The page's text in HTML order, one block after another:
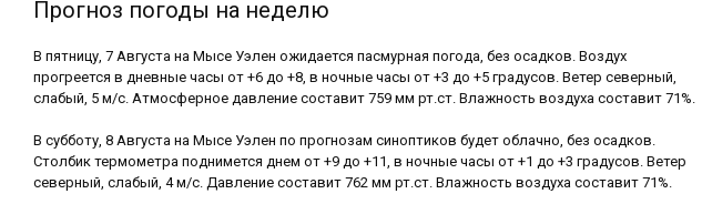
Прогноз погоды на неделю
В пятницу, 7 Августа на Мысе Уэлен ожидается пасмурная погода, без осадков. Воздух
прогреется в дневные часы от +6 до +8, в ночные часы от +3 до +5 градусов. Ветер северный,
слабый, 5 м/с. Атмосферное давление составит 759 мм рт.ст. Влажность воздуха составит 71%.
В субботу, 8 Августа на Мысе Уэлен по прогнозам синоптиков будет облачно, без осадков.
Столбик термометра поднимется днем от +9 до +11, в ночные часы от +1 до +3 градусов. Ветер
северный, слабый, 4 м/с. Давление составит 762 мм рт.ст. Влажность воздуха составит 71%.